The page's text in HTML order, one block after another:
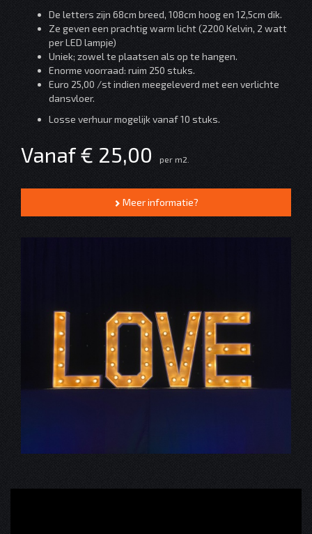
De letters zijn 68cm breed, 108cm hoog en 12,5cm dik.
Ze geven een prachtig warm licht (2200 Kelvin, 2 watt
per LED lampje)
Uniek; zowel te plaatsen als op te hangen.
Enorme voorraad: ruim 250 stuks.
Euro 25,00 /st indien meegeleverd met een verlichte
dansvloer.
Losse verhuur mogelijk vanaf 10 stuks.
Vanaf € 25,00 per m2.
Meer informatie?